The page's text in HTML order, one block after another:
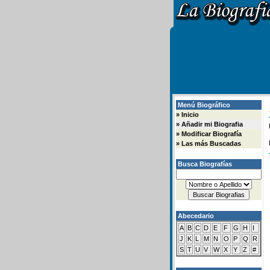
Menú Biográfico
» Inicio
» Añadir mi Biografia
» Modificar Biografía
» Las más Buscadas
Busca Biografías
Abecedario
A B C D E F G H
I
J
K L M N O P Q
R
S T U V W X Y Z #